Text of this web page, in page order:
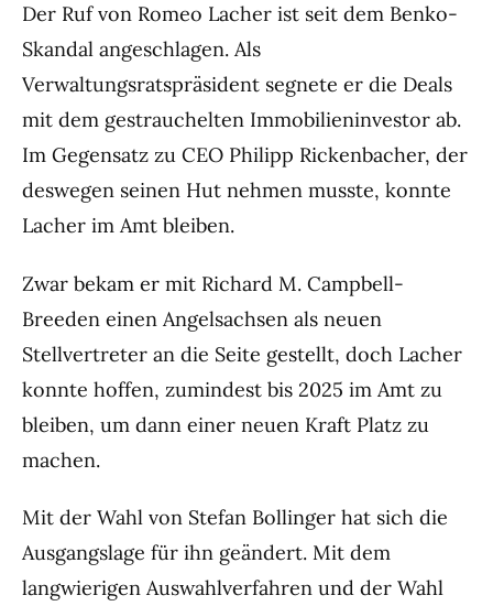
Der Ruf von Romeo Lacher ist seit dem Benko-
Skandal angeschlagen. Als
Verwaltungsratspräsident segnete er die Deals
mit dem gestrauchelten Immobilieninvestor ab.
Im Gegensatz zu CEO Philipp Rickenbacher, der
deswegen seinen Hut nehmen musste, konnte
Lacher im Amt bleiben.
Zwar bekam er mit Richard M. Campbell-
Breeden einen Angelsachsen als neuen
Stellvertreter an die Seite gestellt, doch Lacher
konnte hoffen, zumindest bis 2025 im Amt zu
bleiben, um dann einer neuen Kraft Platz zu
machen.
Mit der Wahl von Stefan Bollinger hat sich die
Ausgangslage für ihn geändert. Mit dem
langwierigen Auswahlverfahren und der Wahl